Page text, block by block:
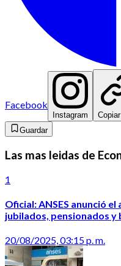
Facebook
Instagram
Guardar
Las mas leidas de
1
Oficial: ANSES anunció
jubilados, pensionados y
20/08/2025, 03:15 p. m.